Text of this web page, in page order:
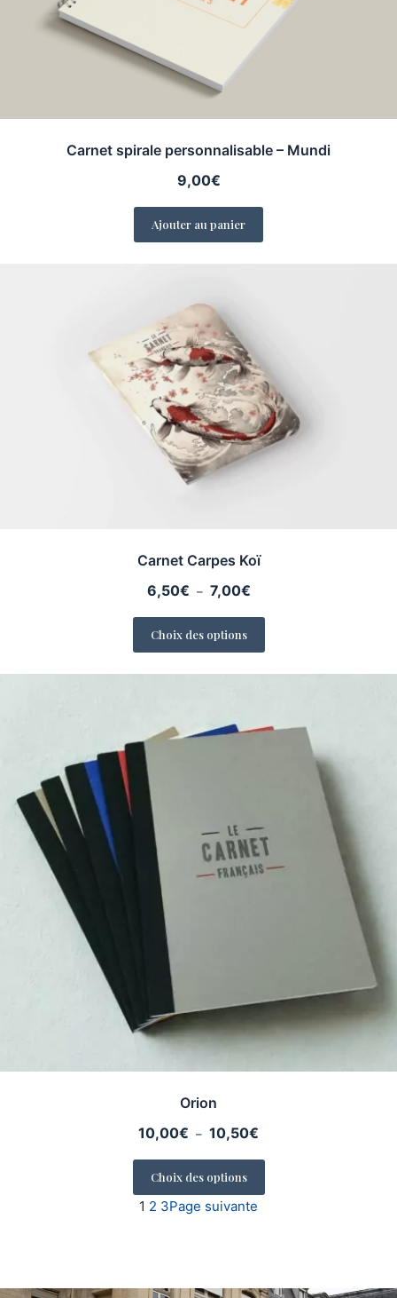
Carnet spirale personnalisable – Mundi
9,00€
Ajouter au panier
Carnet Carpes Koï
6,50€ – 7,00€Plage
Choix des options
Orion
10,00€ – 10,50€
Choix des options
1 2 3Page suivante